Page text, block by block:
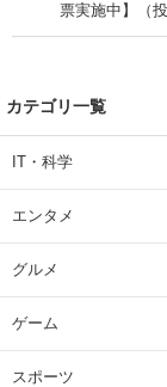
票実施中】（
カテゴリ一覧
IT・科学
エンタメ
グルメ
ゲーム
スポーツ